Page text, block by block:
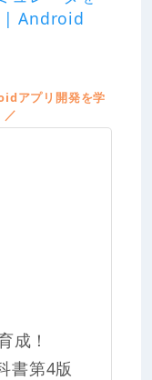
| Android
アプリ開発を学
／
成！
書第4版